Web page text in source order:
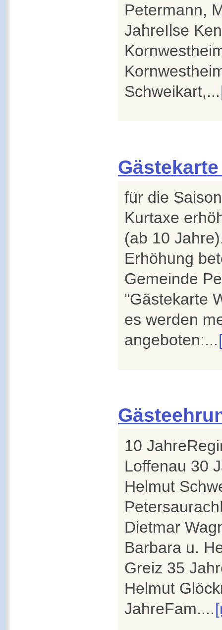
Petermann,
JahreIlse
Schweikart,...
Gästekarte
für die
Kurtaxe
(ab 10
Erhöhung
Gemeinde
"Gästekarte
es werden
angeboten:...
10
Loffenau 30
Helmut
Dietmar
Barbara u.
Greiz 35
Helmut
JahreFam....